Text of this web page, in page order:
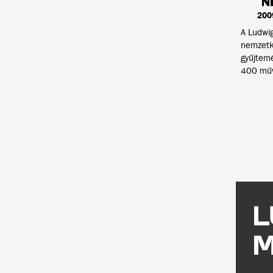
A
400